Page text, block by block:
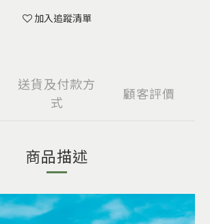
加入追蹤清單
送貨及付款方
式
顧客評價
商品描述